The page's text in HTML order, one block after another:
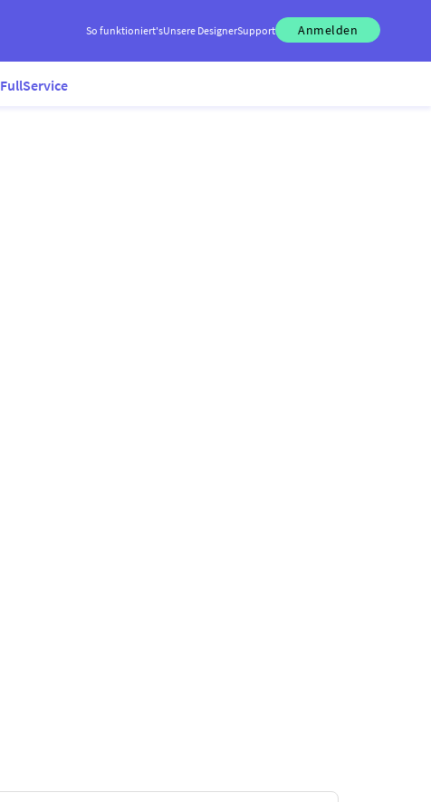
So funktioniert'sUnsere DesignerSupport Anmelden
FullService